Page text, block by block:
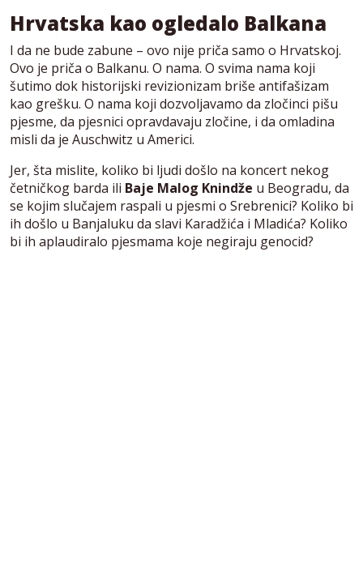
Hrvatska kao ogledalo Balkana
I da ne bude zabune – ovo nije priča samo o Hrvatskoj.
Ovo je priča o Balkanu. O nama. O svima nama koji
šutimo dok historijski revizionizam briše antifašizam
kao grešku. O nama koji dozvoljavamo da zločinci pišu
pjesme, da pjesnici opravdavaju zločine, i da omladina
misli da je Auschwitz u Americi.
Jer, šta mislite, koliko bi ljudi došlo na koncert nekog
četničkog barda ili Baje Malog Knindže u Beogradu, da
se kojim slučajem raspali u pjesmi o Srebrenici? Koliko bi
ih došlo u Banjaluku da slavi Karadžića i Mladića? Koliko
bi ih aplaudiralo pjesmama koje negiraju genocid?